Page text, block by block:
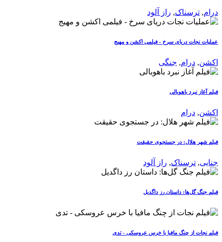
درام, ترسناک, راز آلود
عملیات نجات دریای سرخ - فیلمی اکشن و مهیج
اکشن, درام, جنگی
فیلم آغاز نبرد باهوبالی
اکشن, درام
فیلم شهر هلال: در جستجوی حقیقت
جنایی, ترسناک, راز آلود
فیلم جنگ گل‌ها: داستان رز داگدیل
فیلم نجات از چنگ مافیا با خرس عروسکی - تدی